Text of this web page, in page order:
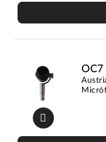
OC7